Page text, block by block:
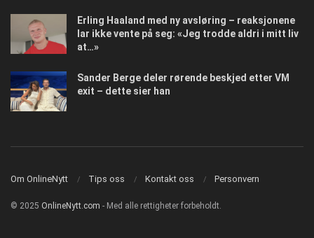
Erling Haaland med ny avsløring – reaksjonene
lar ikke vente på seg: «Jeg trodde aldri i mitt liv
at…»
Sander Berge deler rørende beskjed etter VM
exit – dette sier han
Om OnlineNytt Tips oss Kontakt oss Personvern
© 2025 OnlineNytt.com - Med alle rettigheter forbeholdt.